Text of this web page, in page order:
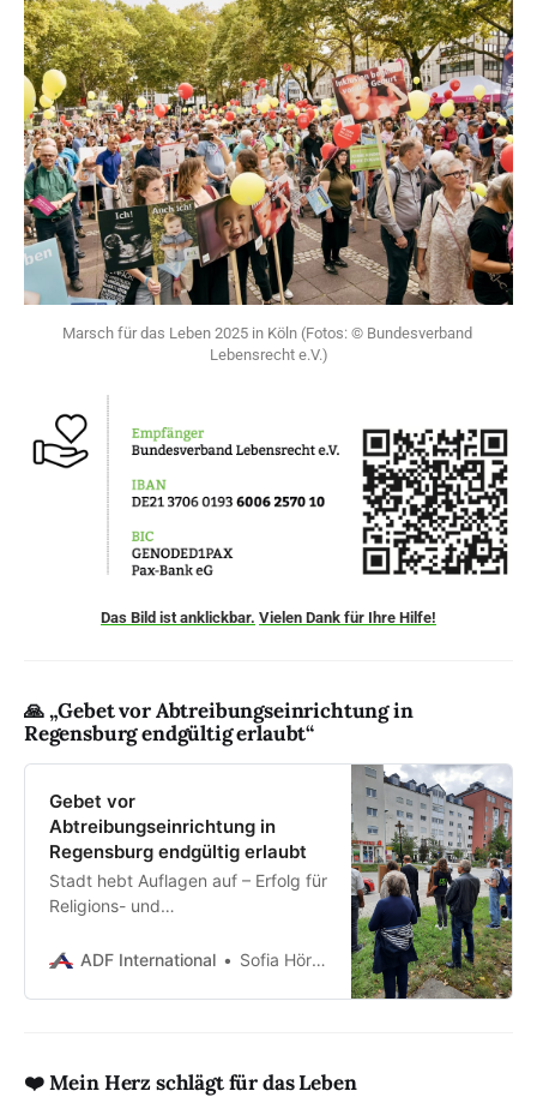
Marsch für das Leben 2025 in Köln (Fotos: © Bundesverband
Lebensrecht e.V.)
Das Bild ist anklickbar. Vielen Dank für Ihre Hilfe!
🙏 „Gebet vor Abtreibungseinrichtung in
Regensburg endgültig erlaubt“
Gebet vor
Abtreibungseinrichtung in
Regensburg endgültig erlaubt
Stadt hebt Auflagen auf – Erfolg für
Religions- und
International begrüßt Ausgang
Versammlungsfreiheit: Nach den
ADF International Sofia Hörder
❤️ Mein Herz schlägt für das Leben